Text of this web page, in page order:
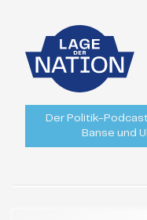
Der Politik-
Banse und